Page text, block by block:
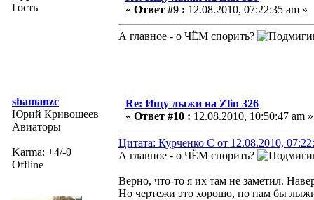
Гость
« Ответ #9 : 12.08.2010, 07:22:35 am »
А главное - о ЧЁМ спорить?
shamanzc
Юрий Кривошеев
Авиаторы
Karma: +4/-0
Offline
Re: Ищу лыжи на Zlin 326
« Ответ #10 : 12.08.2010, 10:50:47 am »
Цитата: Курченко С от 12.08.2010,
А главное - о ЧЁМ спорить?
Верно, что-то я их там не заметил.
Но чертежи это хорошо, но нам бы